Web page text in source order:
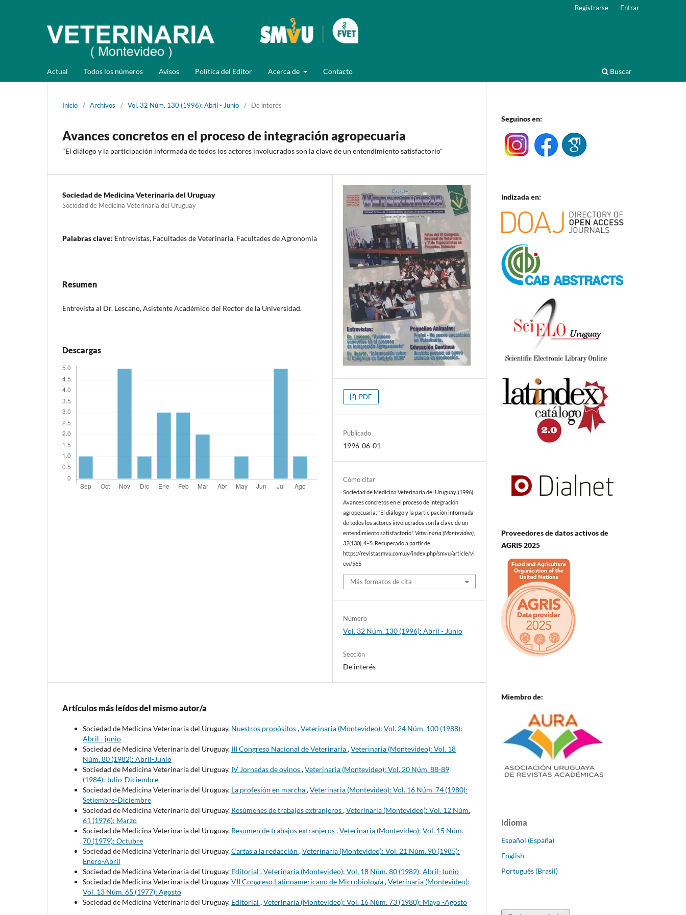
Actual Todos los números Avisos Política del Editor Acerca de Contacto Buscar
Registrarse Entrar
Inicio / Archivos / Vol. 32 Núm. 130 (1996): Abril - Junio / De interés
Avances concretos en el proceso de integración agropecuaria
"El diálogo y la participación informada de todos los actores involucrados son la clave de un entendimiento satisfactorio"
Sociedad de Medicina Veterinaria del Uruguay
Sociedad de Medicina Veterinaria del Uruguay
Palabras clave: Entrevistas, Facultades de Veterinaria, Facultades de Agronomía
Resumen
Entrevista al Dr. Lescano, Asistente Académico del Rector de la Universidad.
Descargas
PDF
Publicado
1996-06-01
Cómo citar
Sociedad de Medicina Veterinaria del Uruguay. (1996).
Avances concretos en el proceso de integración
agropecuaria: "El diálogo y la participación informada
de todos los actores involucrados son la clave de un
entendimiento satisfactorio".Veterinaria (Montevideo)
32(130), 4–5. Recuperado a partir de
https://revistasmvu.com.uy/index.php/smvu/article/vi
ew/565
Más formatos de cita
Número
Vol. 32 Núm. 130 (1996): Abril - Junio
Sección
De interés
Artículos más leídos del mismo autor/a
Sociedad de Medicina Veterinaria del Uruguay, Nuestros propósitos,Veterinaria (Montevideo): Vol. 24 Núm. 100 (1988):
Abril - junio
Sociedad de Medicina Veterinaria del Uruguay, III Congreso Nacional de Veterinaria,Veterinaria (Montevideo): Vol. 18
Núm. 80 (1982): Abril-Junio
Sociedad de Medicina Veterinaria del Uruguay, IV Jornadas de ovinos,Veterinaria (Montevideo): Vol. 20 Núm. 88-89
(1984): Julio-Diciembre
Sociedad de Medicina Veterinaria del Uruguay, La profesión en marcha,Veterinaria (Montevideo): Vol. 16 Núm. 74 (1980):
Setiembre-Diciembre
Sociedad de Medicina Veterinaria del Uruguay, Resúmenes de trabajos extranjeros,Veterinaria (Montevideo): Vol. 12 Núm.
61 (1976): Marzo
Sociedad de Medicina Veterinaria del Uruguay, Resumen de trabajos extranjeros,Veterinaria (Montevideo): Vol. 15 Núm.
70 (1979): Octubre
Sociedad de Medicina Veterinaria del Uruguay,Cartas a la redacción ,Veterinaria (Montevideo): Vol. 21 Núm. 90 (1985):
Enero-Abril
Sociedad de Medicina Veterinaria del Uruguay, Editorial ,Veterinaria (Montevideo): Vol. 18 Núm. 80 (1982): Abril-Junio
Sociedad de Medicina Veterinaria del Uruguay,VII Congreso Latinoamericano de Microbiología,Veterinaria (Montevideo):
Vol. 13 Núm. 65 (1977): Agosto
Sociedad de Medicina Veterinaria del Uruguay, Editorial ,Veterinaria (Montevideo): Vol. 16 Núm. 73 (1980): Mayo -Agosto
Seguinos en:
Indizada en:
Proveedores de datos activos de
AGRIS 2025
Miembro de:
Idioma
Español (España)
English
Português (Brasil)